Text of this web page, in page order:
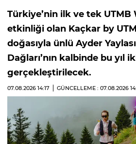
Türkiye’nin ilk ve tek UTMB
etkinliği olan Kaçkar by
doğasıyla ünlü Ayder
Dağları’nın kalbinde bu yıl
gerçekleştirilecek.
07.08.2026 14:17 GÜNCELLEME : 07.08.2026